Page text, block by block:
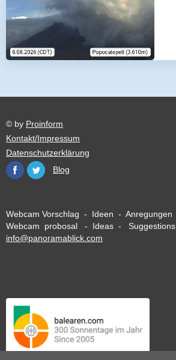
© by Proinform
Kontakt/Impressum
Datenschutzerklärung
Blog
Webcam Vorschlag - Ideen - Anregungen
Webcam probosal - Ideas - Suggestions
info@panoramablick.com